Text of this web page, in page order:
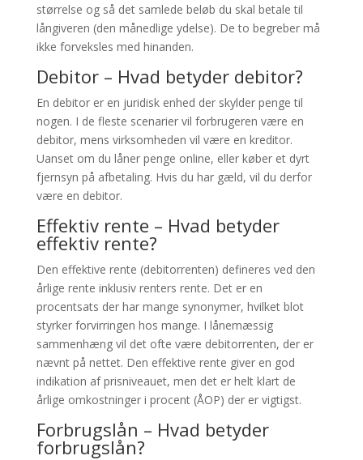
størrelse og så det samlede beløb du skal betale til
långiveren (den månedlige ydelse). De to begreber må
ikke forveksles med hinanden.
Debitor – Hvad betyder debitor?
En debitor er en juridisk enhed der skylder penge til
nogen. I de fleste scenarier vil forbrugeren være en
debitor, mens virksomheden vil være en kreditor.
Uanset om du låner penge online, eller køber et dyrt
fjernsyn på afbetaling. Hvis du har gæld, vil du derfor
være en debitor.
Effektiv rente – Hvad betyder
effektiv rente?
Den effektive rente (debitorrenten) defineres ved den
årlige rente inklusiv renters rente. Det er en
procentsats der har mange synonymer, hvilket blot
styrker forvirringen hos mange. I lånemæssig
sammenhæng vil det ofte være debitorrenten, der er
nævnt på nettet. Den effektive rente giver en god
indikation af prisniveauet, men det er helt klart de
årlige omkostninger i procent (ÅOP) der er vigtigst.
Forbrugslån – Hvad betyder
forbrugslån?